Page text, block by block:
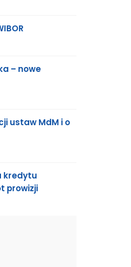
– nowe
ustaw MdM i o
kredytu
prowizji